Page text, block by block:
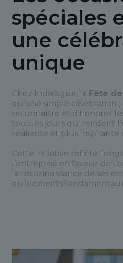
spéciales
une
unique
Chez Indelague, la Fête
qu’une simple célébration ;
reconnaître et d’honorer
tous les jours qui rendent
résiliente et plus inspirante
Cette initiative reflète
l’entreprise en faveur de
la reconnaissance de ses
qu’éléments